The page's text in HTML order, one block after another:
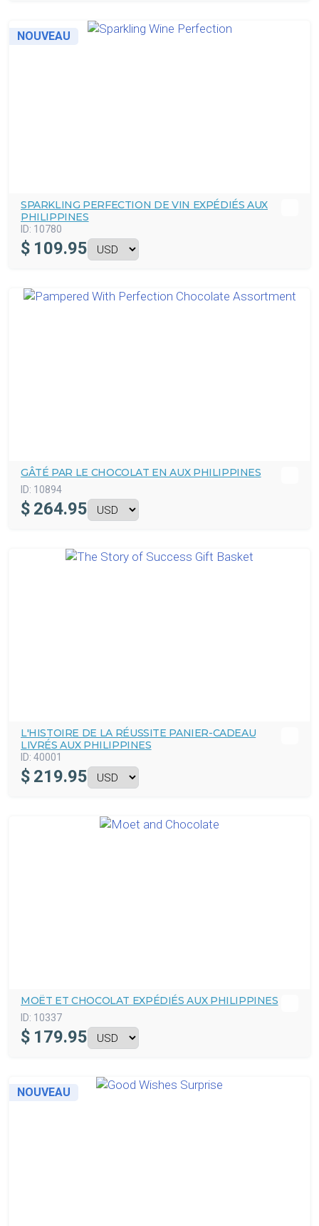
NOUVEAU
SPARKLING PERFECTION DE VIN EXPÉDIÉS AUX
PHILIPPINES
ID: 10780
$ 109.95
GÂTÉ PAR LE CHOCOLAT EN AUX PHILIPPINES
ID: 10894
$ 264.95
L'HISTOIRE DE LA RÉUSSITE PANIER-CADEAU
LIVRÉS AUX PHILIPPINES
ID: 40001
$ 219.95
MOËT ET CHOCOLAT EXPÉDIÉS AUX PHILIPPINES
ID: 10337
$ 179.95
NOUVEAU